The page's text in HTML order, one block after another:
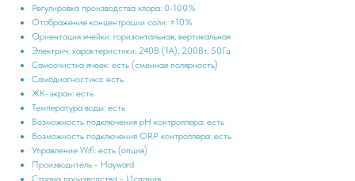
Регулировка производства хлора: 0-100%
Отображение концентрации соли: ±10%
Ориентация ячейки: горизонтальная, вертикальная
Электрич. характеристики: 240В (1А), 200Вт, 50Гц
Самоочистка ячеек: есть (сменная полярность)
Самодиагностика: есть
ЖК-экран: есть
Температура воды: есть
Возможность подключения pH контроллера: есть
Возможность подключения ORP контроллера: есть
Управление Wifi: есть (опция)
Производитель - Hayward
Страна производства - Испания